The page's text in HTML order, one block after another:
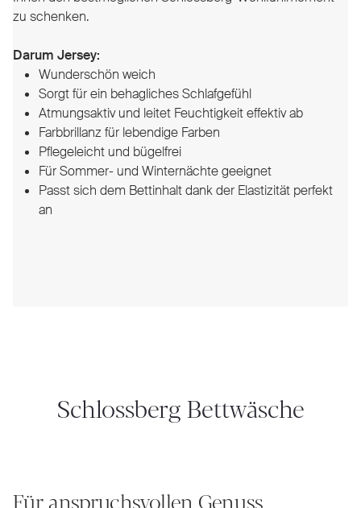
zu schenken.
Darum Jersey:
Wunderschön weich
Sorgt für ein behagliches Schlafgefühl
Atmungsaktiv und leitet Feuchtigkeit effektiv ab
Farbbrillanz für lebendige Farben
Pflegeleicht und bügelfrei
Für Sommer- und Winternächte geeignet
Passt sich dem Bettinhalt dank der Elastizität perfekt
an
Schlossberg Bettwäsche
Für anspruchsvollen Genuss